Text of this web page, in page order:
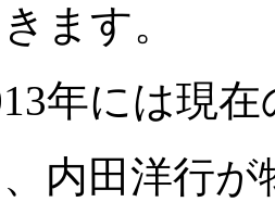
ます。
年には現
内田洋行